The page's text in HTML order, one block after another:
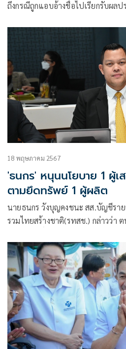
ถึงกรณีถูกแอบอ้างชื่อไปเรียกรับผล
18 พฤษภาคม 2567
'ธนกร' หนุนนโยบาย 1 ผู้
ตามยึดทรัพย์ 1 ผู้ผลิต
นายธนกร วังบุญคงชนะ สส.บัญชีรายชื่อและรองหัวหน้าพรรค
รวมไทยสร้างชาติ(รทสช.) กล่าวว่า
ประธานการประชุมทบทวนกฎกระทร